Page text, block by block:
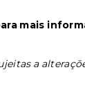
mais
a